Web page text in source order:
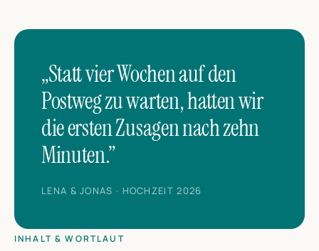
„Statt vier Wochen auf den
Postweg zu warten, hatten wir
die ersten Zusagen nach zehn
Minuten.”
LENA & JONAS · HOCHZEIT 2026
INHALT & WORTLAUT